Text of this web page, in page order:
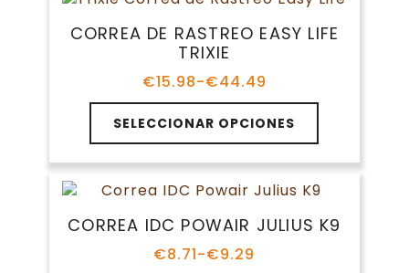
producto
opciones
pueden
elegir
la
página
producto
CORREA DE RASTREO EASY LIFE
TRIXIE
€15.98-€44.49
Rango
de
precios:
desde
€15.98
hasta
€44.49
SELECCIONAR OPCIONES
Este
producto
tiene
múltiples
variantes.
opciones
CORREA IDC POWAIR JULIUS K9
€8.71-€9.29
Rango